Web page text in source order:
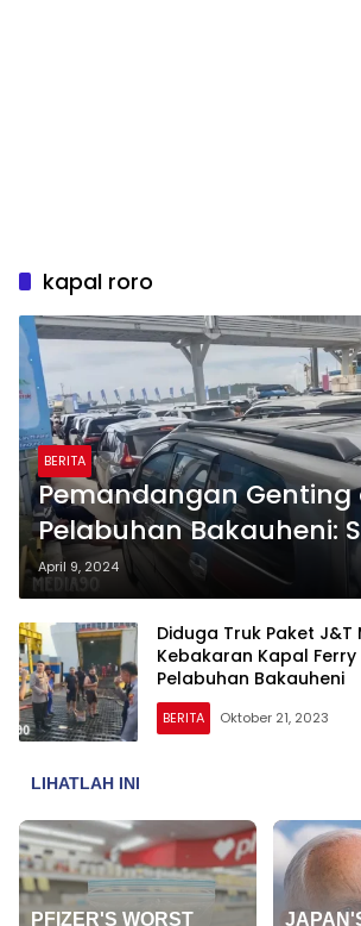
kapal roro
BERITA
Pemandangan Genting
Pelabuhan Bakauheni:
Buah dan Sayur
Merak, Sebelum Busuk!
April 9, 2024
Diduga Truk Paket J&T
Kebakaran Kapal Ferry
Pelabuhan Bakauheni
BERITA Oktober 21, 2023